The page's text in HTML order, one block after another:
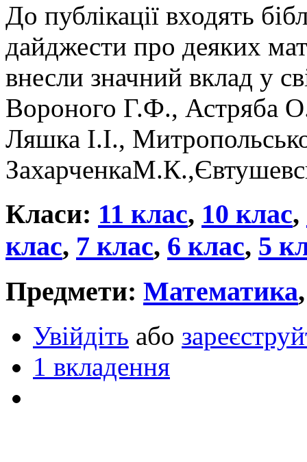
До публікації входять
дайджести про деяких
внесли значний вклад у
Вороного Г.Ф., Астряба
Ляшка І.І.,
Класи: 11 клас, 10 клас,
клас, 7 клас, 6 клас, 5
Предмети: Математика
Увійдіть або
1 вкладення